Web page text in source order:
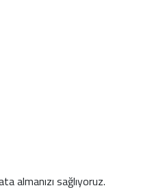
almanızı sağlıyoruz.